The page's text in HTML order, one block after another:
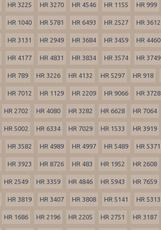
HR 3225 HR 3270 HR 4546 HR 1155 HR 999
HR 1040 HR 5781 HR 6493 HR 2527 HR 3612
HR 3131 HR 2949 HR 3684 HR 3459 HR 4460
HR 4177 HR 4831 HR 3834 HR 3574 HR 3749
HR 789 HR 3226 HR 4132 HR 5297 HR 918
HR 7012 HR 1129 HR 2209 HR 9066 HR 3728
HR 2702 HR 4080 HR 3282 HR 6628 HR 7064
HR 5002 HR 6334 HR 7029 HR 1533 HR 3919
HR 3582 HR 4989 HR 4997 HR 5489 HR 5371
HR 3923 HR 8726 HR 483 HR 1952 HR 2608
HR 2549 HR 3359 HR 4846 HR 5943 HR 7659
HR 3819 HR 3407 HR 3808 HR 5141 HR 5313
HR 1686 HR 2196 HR 2205 HR 2751 HR 3187